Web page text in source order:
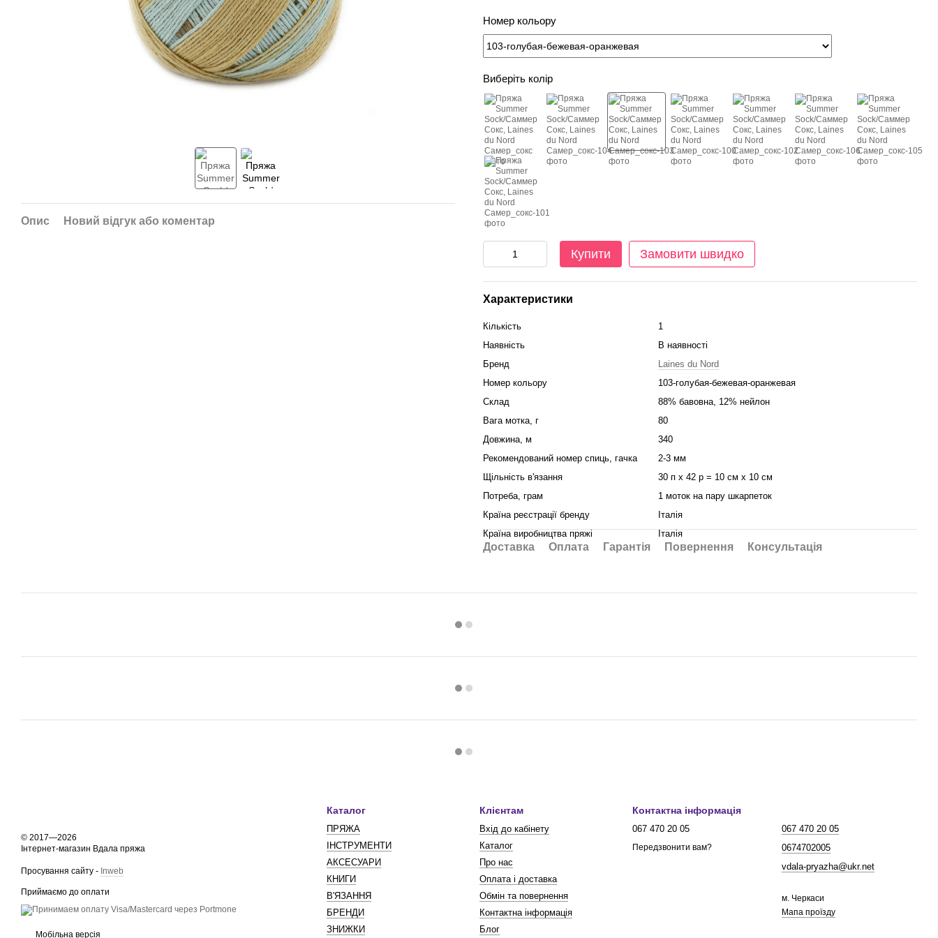
Опис Новий відгук або коментар
Номер кольору
Виберіть колір
Купити Замовити швидко
Характеристики
Кількість
1
Наявність
В наявності
Бренд
Laines du Nord
Номер кольору
103-голубая-бежевая-оранжевая
Склад
88% бавовна, 12% нейлон
Вага мотка, г
80
Довжина, м
340
Рекомендований номер спиць, гачка
2-3 мм
Щільність в'язання
30 п х 42 р = 10 см х 10 см
Потреба, грам
1 моток на пару шкарпеток
Країна реєстрації бренду
Італія
Країна виробництва пряжі
Італія
Доставка Оплата Гарантія Повернення Консультація
© 2017—2026
Інтернет-магазин Вдала пряжа
Просування сайту - Inweb
Приймаємо до оплати
Мобільна версія
Каталог
ПРЯЖА
ІНСТРУМЕНТИ
АКСЕСУАРИ
КНИГИ
В'ЯЗАННЯ
БРЕНДИ
ЗНИЖКИ
Клієнтам
Вхід до кабінету
Каталог
Про нас
Оплата і доставка
Обмін та повернення
Контактна інформація
Блог
Контактна інформація
067 470 20 05
Передзвонити вам?
067 470 20 05
0674702005
vdala-pryazha@ukr.net
м. Черкаси
Мапа проїзду